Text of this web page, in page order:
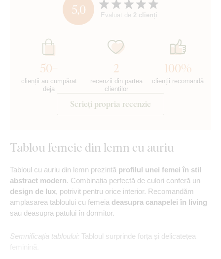
5,0 Evaluat de 2 clienți
50+
clienții au cumpărat
deja
2
recenzii din partea
clienților
100%
clienții recomandă
Scrieți propria recenzie
Tablou femeie din lemn cu auriu
Tabloul cu auriu din lemn prezintă profilul unei femei în stil
abstract modern. Combinația perfectă de culori conferă un
design de lux, potrivit pentru orice interior. Recomandăm
amplasarea tabloului cu femeia deasupra canapelei în living
sau deasupra patului în dormitor.
Semnificația tabloului: Tabloul surprinde forța și delicatețea